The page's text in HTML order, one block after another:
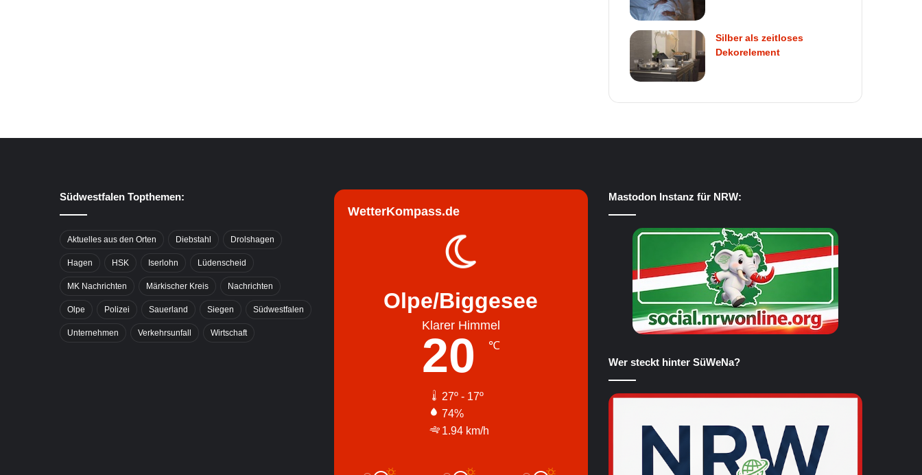
Silber als zeitloses
Dekorelement
Südwestfalen Topthemen:
Aktuelles aus den Orten Diebstahl Drolshagen
Hagen HSK Iserlohn Lüdenscheid
MK Nachrichten Märkischer Kreis Nachrichten
Olpe Polizei Sauerland Siegen Südwestfalen
Unternehmen Verkehrsunfall Wirtschaft
WetterKompass.de
Olpe/Biggesee
Klarer Himmel
20 ℃
27º - 17º
74%
1.94 km/h
Mastodon Instanz für NRW:
Wer steckt hinter SüWeNa?